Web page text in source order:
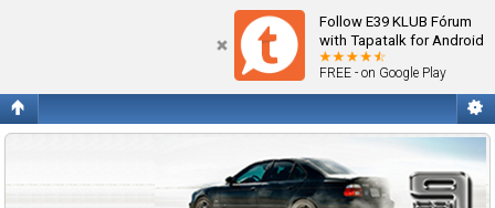
Follow E39 KLUB Fórum
with Tapatalk for Android
FREE - on Google Play